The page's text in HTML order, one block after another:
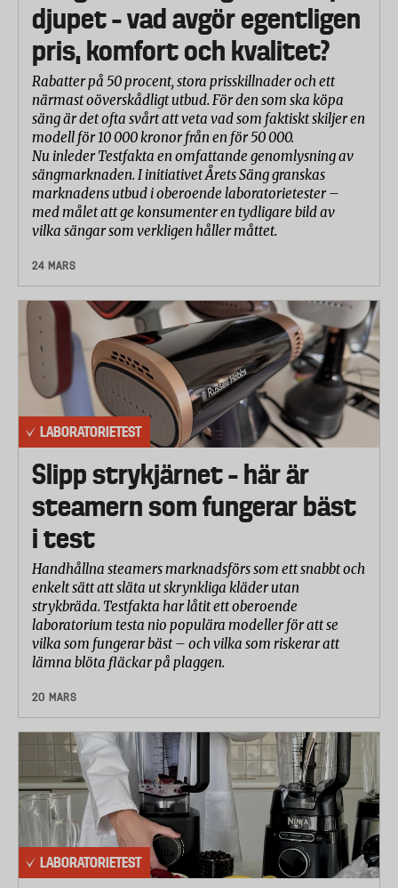
djupet – vad avgör egentligen
pris, komfort och kvalitet?
Rabatter på 50 procent, stora prisskillnader och ett
närmast oöverskådligt utbud. För den som ska köpa
säng är det ofta svårt att veta vad som faktiskt skiljer en
modell för 10 000 kronor från en för 50 000.
Nu inleder Testfakta en omfattande genomlysning av
sängmarknaden. I initiativet Årets Säng granskas
marknadens utbud i oberoende laboratorietester –
med målet att ge konsumenter en tydligare bild av
vilka sängar som verkligen håller måttet.
24 MARS
LABORATORIETEST
Slipp strykjärnet – här är
steamern som fungerar bäst
i test
Handhållna steamers marknadsförs som ett snabbt och
enkelt sätt att släta ut skrynkliga kläder utan
strykbräda. Testfakta har låtit ett oberoende
laboratorium testa nio populära modeller för att se
vilka som fungerar bäst – och vilka som riskerar att
lämna blöta fläckar på plaggen.
20 MARS
LABORATORIETEST